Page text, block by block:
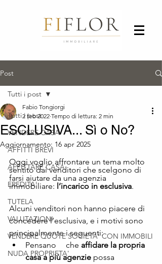
Post
Tutti i post
VENDERE CASA
AFFITTI BREVI
AFFITTARE CASA
EREDITA'
TUTELA
VALUTAZIONI
VENDERE QUOTE SOCIETA' CON IMMOBILI
NUDA PROPRIETA'
Tutti i post
ESCLUSIVA... Sì o No?
Fabio Tongiorgi
2 feb 2022 Tempo di lettura: 2 min
Aggiornamento: 16 apr 2025
Oggi voglio affrontare un tema molto
sentito dai venditori che scelgono di
farsi aiutare da una agenzia
immobiliare: l’incarico in esclusiva.
Alcuni venditori non hanno piacere di
concedere l’esclusiva, e i motivi sono
principalmente i seguenti:
Pensano 	che affidare la propria
casa a più agenzie possa